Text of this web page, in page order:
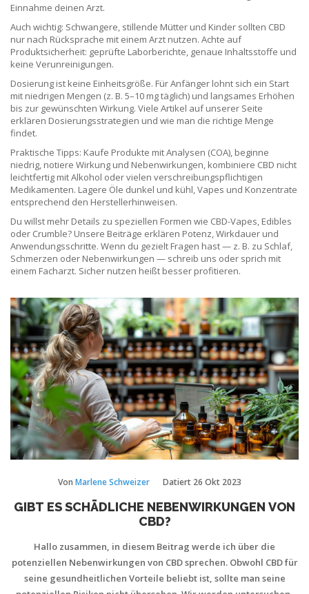
Einnahme deinen Arzt.
Auch wichtig: Schwangere, stillende Mütter und Kinder sollten CBD
nur nach Rücksprache mit einem Arzt nutzen. Achte auf
Produktsicherheit: geprüfte Laborberichte, genaue Inhaltsstoffe und
keine Verunreinigungen.
Dosierung ist keine Einheitsgröße. Für Anfänger lohnt sich ein Start
mit niedrigen Mengen (z. B. 5–10 mg täglich) und langsames Erhöhen
bis zur gewünschten Wirkung. Viele Artikel auf unserer Seite
erklären Dosierungsstrategien und wie man die richtige Menge
findet.
Praktische Tipps: Kaufe Produkte mit Analysen (COA), beginne
niedrig, notiere Wirkung und Nebenwirkungen, kombiniere CBD nicht
leichtfertig mit Alkohol oder vielen verschreibungspflichtigen
Medikamenten. Lagere Öle dunkel und kühl, Vapes und Konzentrate
entsprechend den Herstellerhinweisen.
Du willst mehr Details zu speziellen Formen wie CBD-Vapes, Edibles
oder Crumble? Unsere Beiträge erklären Potenz, Wirkdauer und
Anwendungsschritte. Wenn du gezielt Fragen hast — z. B. zu Schlaf,
Schmerzen oder Nebenwirkungen — schreib uns oder sprich mit
einem Facharzt. Sicher nutzen heißt besser profitieren.
Von Marlene Schweizer Datiert 26 Okt 2023
GIBT ES SCHÄDLICHE NEBENWIRKUNGEN VON
CBD?
Hallo zusammen, in diesem Beitrag werde ich über die
potenziellen Nebenwirkungen von CBD sprechen. Obwohl CBD für
seine gesundheitlichen Vorteile beliebt ist, sollte man seine